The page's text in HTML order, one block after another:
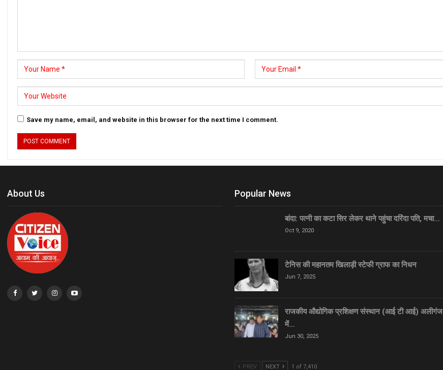
Save my name, email, and website in this browser for the next time I comment.
About Us Popular News
बांदा: पत्नी का कटा सिर लेकर थाने पहुंचा दरिंदा पति, मचा…
Oct 9, 2020
टेनिस की महानतम खिलाड़ी स्टेफी ग्राफ का निधन
Jun 7, 2025
राजकीय औद्योगिक प्रशिक्षण संस्थान (आई टी आई) अलीगंज
में…
Jun 30, 2025
PREV NEXT 1 of 7,410